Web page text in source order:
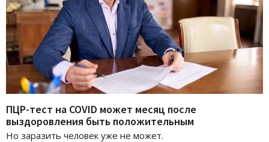
ПЦР-тест на COVID может месяц после
выздоровления быть положительным
Но заразить человек уже не может.